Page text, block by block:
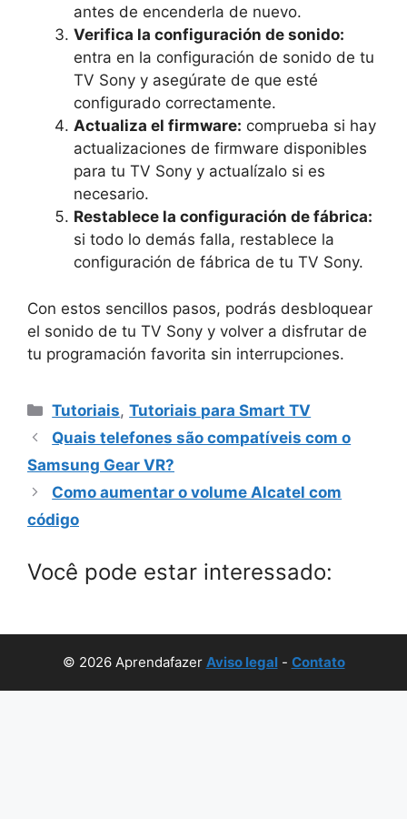
antes de encenderla de nuevo.
Verifica la configuración de sonido:
entra en la configuración de sonido de tu
TV Sony y asegúrate de que esté
configurado correctamente.
Actualiza el firmware: comprueba si hay
actualizaciones de firmware disponibles
para tu TV Sony y actualízalo si es
necesario.
Restablece la configuración de fábrica:
si todo lo demás falla, restablece la
configuración de fábrica de tu TV Sony.
Con estos sencillos pasos, podrás desbloquear
el sonido de tu TV Sony y volver a disfrutar de
tu programación favorita sin interrupciones.
Categorias
Tutoriais,Tutoriais para Smart TV
Quais telefones são compatíveis com o
Samsung Gear VR?
Como aumentar o volume Alcatel com
código
Você pode estar interessado:
© 2026 Aprendafazer Aviso legal- Contato